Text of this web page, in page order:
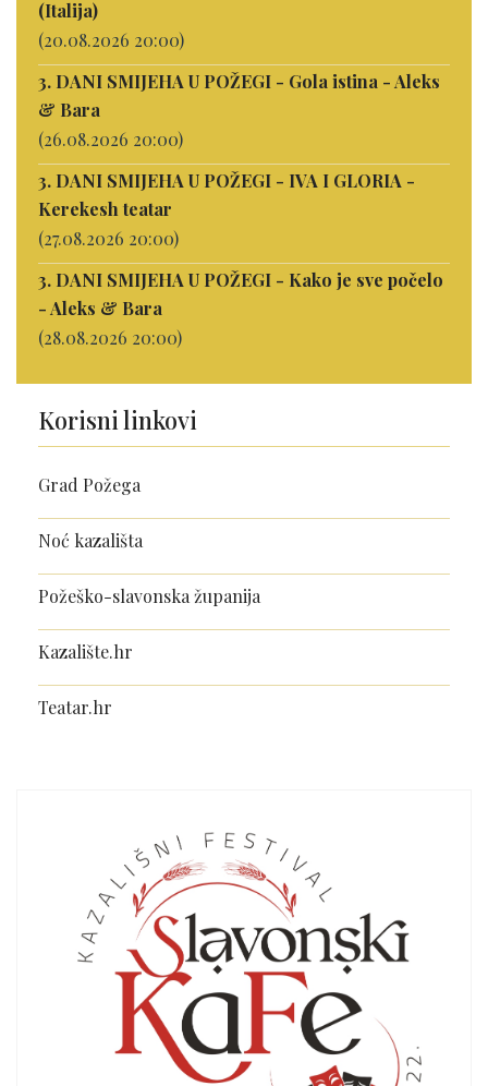
(Italija)
(20.08.2026 20:00)
3. DANI SMIJEHA U POŽEGI - Gola istina - Aleks
& Bara
(26.08.2026 20:00)
3. DANI SMIJEHA U POŽEGI - IVA I GLORIA -
Kerekesh teatar
(27.08.2026 20:00)
3. DANI SMIJEHA U POŽEGI - Kako je sve počelo
- Aleks & Bara
(28.08.2026 20:00)
Korisni linkovi
Grad Požega
Noć kazališta
Požeško-slavonska županija
Kazalište.hr
Teatar.hr